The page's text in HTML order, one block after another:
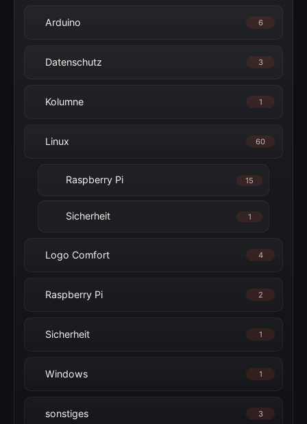
Arduino 6
Datenschutz 3
Kolumne 1
Linux 60
Raspberry Pi 15
Sicherheit 1
Logo Comfort 4
Raspberry Pi 2
Sicherheit 1
Windows 1
sonstiges 3